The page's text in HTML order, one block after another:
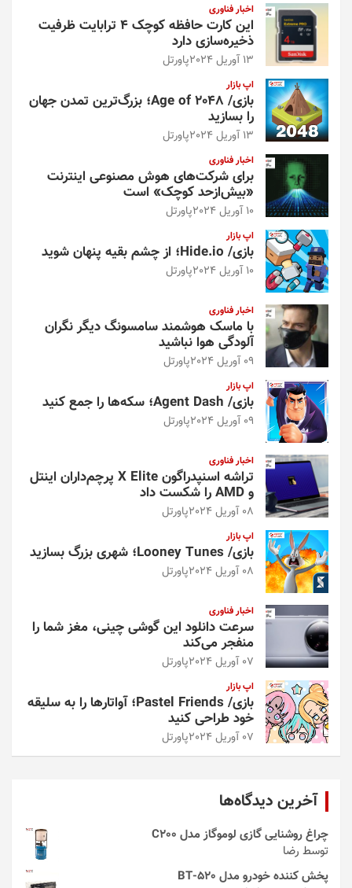
اخبار فناوری
این کارت حافظه کوچک ۴ ترابایت ظرفیت
ذخیره‌سازی دارد
13 آوریل 2024 پاورتل
اپ بازار
بازی/ Age of 2048؛ بزرگ‌ترین تمدن جهان
را بسازید
13 آوریل 2024 پاورتل
اخبار فناوری
برای شرکت‌های هوش مصنوعی اینترنت
«بیش‌از‌حد کوچک» است
10 آوریل 2024 پاورتل
اپ بازار
بازی/ Hide.io؛ از چشم بقیه پنهان شوید
10 آوریل 2024 پاورتل
اخبار فناوری
با ماسک هوشمند سامسونگ دیگر نگران
آلودگی هوا نباشید
09 آوریل 2024 پاورتل
اپ بازار
بازی/ Agent Dash؛ سکه‌ها را جمع کنید
09 آوریل 2024 پاورتل
اخبار فناوری
تراشه اسنپدراگون X Elite پرچم‌داران اینتل
و AMD را شکست داد
08 آوریل 2024 پاورتل
اپ بازار
بازی/ Looney Tunes؛ شهری بزرگ بسازید
08 آوریل 2024 پاورتل
اخبار فناوری
سرعت دانلود این گوشی چینی، مغز شما را
منفجر می‌کند
07 آوریل 2024 پاورتل
اپ بازار
بازی/ Pastel Friends؛ آواتارها را به سلیقه
خود طراحی کنید
07 آوریل 2024 پاورتل
آخرین دیدگاه‌ها
چراغ روشنایی گازی لوموگاز مدل C200
توسط رضا
پخش کننده خودرو مدل 520-BT